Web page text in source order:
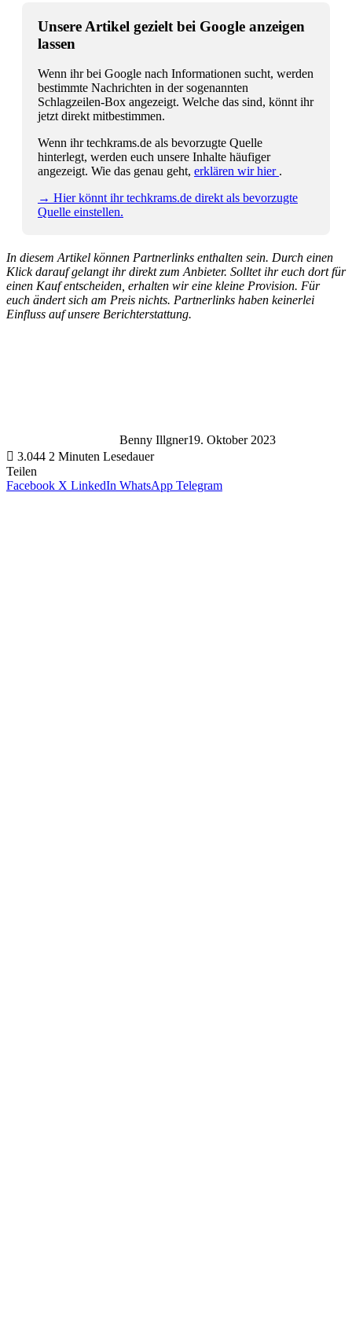
Unsere Artikel gezielt bei Google anzeigen
lassen
Wenn ihr bei Google nach Informationen sucht, werden
bestimmte Nachrichten in der sogenannten
Schlagzeilen-Box angezeigt. Welche das sind, könnt ihr
jetzt direkt mitbestimmen.
Wenn ihr techkrams.de als bevorzugte Quelle
hinterlegt, werden euch unsere Inhalte häufiger
angezeigt. Wie das genau geht, erklären wir hier .
→ Hier könnt ihr techkrams.de direkt als bevorzugte
Quelle einstellen.
In diesem Artikel können Partnerlinks enthalten sein. Durch einen
Klick darauf gelangt ihr direkt zum Anbieter. Solltet ihr euch dort für
einen Kauf entscheiden, erhalten wir eine kleine Provision. Für
euch ändert sich am Preis nichts. Partnerlinks haben keinerlei
Einfluss auf unsere Berichterstattung.
Benny Illgner19. Oktober 2023
3.044 2 Minuten Lesedauer
Teilen
Facebook X LinkedIn WhatsApp Telegram